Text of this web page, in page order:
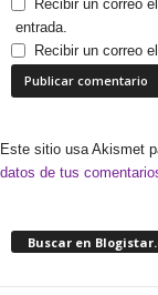
Recibir un correo
entrada.
Recibir un correo
Este sitio usa Akismet
datos de tus
Buscar en